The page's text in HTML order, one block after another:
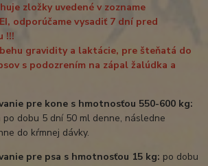
zložky uvedené v zozname
odporúčame vysadiť 7 dní pred
!!!
gravidity a laktácie, pre šteňatá do
s podozrením na zápal žalúdka a
pre kone s hmotnosťou 550-600 kg:
dobu 5 dní 50 ml denne, následne
do kŕmnej dávky.
pre psa s hmotnosťou 15 kg: po dobu